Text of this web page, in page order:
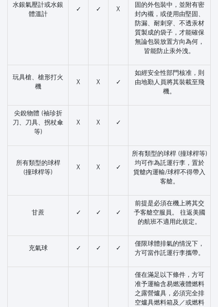
水銀氣壓計或水銀
體溫計
✓ ✓ X
固的外包裝中，並附有密
封內襯，或使用由堅固、
防漏、耐刺穿、不透汞材
質製成的袋子，才能確保
無論包裝放置方向為何，
皆能防止汞外洩。
玩具槍、槍形打火
機
X X ✓
如經安全性部門核准，則
由地勤人員將其裝載至飛
機。
尖銳物體 (袖珍折
刀、刀具、拐杖傘
等)
X X ✓
所有類型的球桿
(撞球桿等)
X X ✓
所有類型的球桿 (撞球桿等)
均可作為託運行李，置於
貨艙內運輸/球桿不得帶入
客艙。
甘蔗 ✓ ✓ ✓
前提是必須在機上將其交
予客艙空服員。 往返美國
的航班不適用此規定。
充氣球 ✓ ✓ ✓
僅限球體排氣的情況下，
方可當作託運行李攜帶。
僅在滿足以下條件，方可
准予運輸含易燃液體燃料
之露營爐具，必須完全排
空爐具燃料箱及／或燃料